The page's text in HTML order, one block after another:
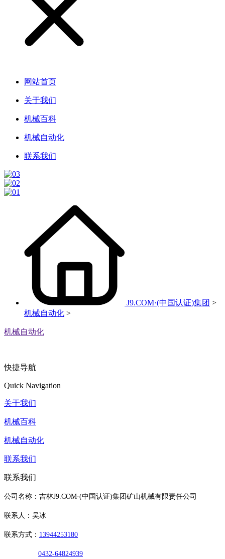
网站首页
关于我们
机械百科
机械自动化
联系我们
J9.COM·(中国认证)集团 >
机械自动化 >
机械自动化
快捷导航
Quick Navigation
关于我们
机械百科
机械自动化
联系我们
联系我们
公司名称：吉林J9.COM·(中国认证)集团矿山机械有限责任公司
联系人：吴冰
联系方式： 13944253180
0432-64824939